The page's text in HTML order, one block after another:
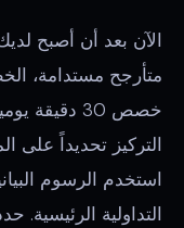
الآن بعد أن أصبح
متأرجح مستدامة،
خصص 30
التركيز تحديداً على
التداولية الرئيسية.